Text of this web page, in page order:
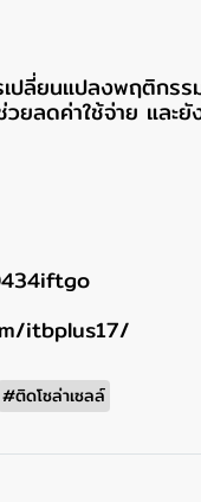
ปลี่ยนแปลงพฤติกร
ยลดค่าใช้จ่าย และ
itbplus17/
#ติดโซล่าเซลล์